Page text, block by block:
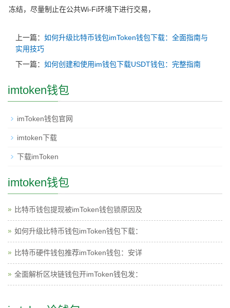
冻结，尽量制止在公共Wi-Fi环境下进行交易，
上一篇： 如何升级比特币钱包imToken钱包下载：全面指南与
实用技巧
下一篇： 如何创建和使用im钱包下载USDT钱包：完整指南
imtoken钱包
imToken钱包官网
imtoken下载
下载imToken
imtoken钱包
比特币钱包提现被imToken钱包锁原因及
如何升级比特币钱包imToken钱包下载：
比特币硬件钱包推荐imToken钱包：安详
全面解析区块链钱包开imToken钱包发：